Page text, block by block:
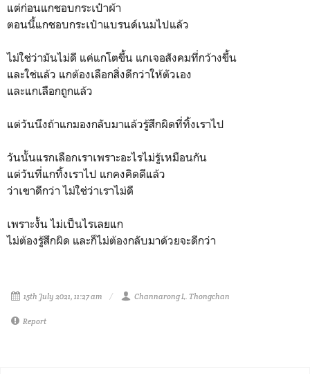
แต่ก่อนแกชอบกระเป๋าผ้า
ตอนนี้แกชอบกระเป๋าแบรนด์เนมไปแล้ว
ไม่ใช่ว่ามันไม่ดี แค่แกโตขึ้น แกเจอสังคมที่กว้างขึ้น
และใช่แล้ว แกต้องเลือกสิ่งดีกว่าให้ตัวเอง
และแกเลือกถูกแล้ว
แต่วันนึงถ้าแกมองกลับมาแล้วรู้สึกผิดที่ทิ้งเราไป
วันนั้นแรกเลือกเราเพราะอะไรไม่รู้เหมือนกัน
แต่วันที่แกทิ้งเราไป แกคงคิดดีแล้ว
ว่าเขาดีกว่า ไม่ใช่ว่าเราไม่ดี
เพราะงั้น ไม่เป็นไรเลยแก
ไม่ต้องรู้สึกผิด และก็ไม่ต้องกลับมาด้วยจะดีกว่า
15th July 2021, 11:27 am Channarong L. Thongchan
Report